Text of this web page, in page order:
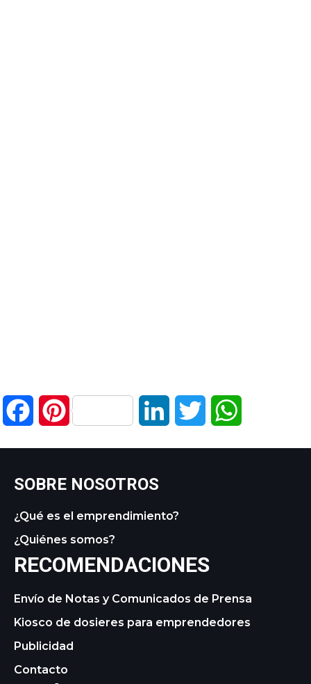
FacebookPinterest LinkedIn Twitter
SOBRE NOSOTROS
¿Qué es el emprendimiento?
¿Quiénes somos?
RECOMENDACIONES
Envío de Notas y Comunicados de Prensa
Kiosco de dosieres para emprendedores
Publicidad
Contacto